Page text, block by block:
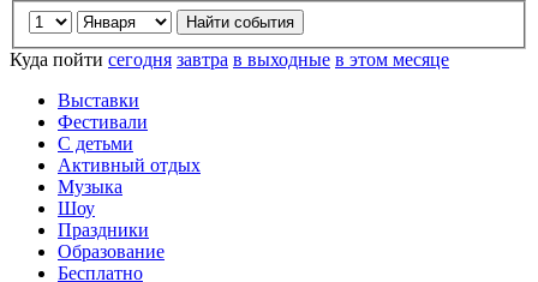
Куда пойти сегодня завтра в выходные в этом месяце
Выставки
Фестивали
С детьми
Активный отдых
Музыка
Шоу
Праздники
Образование
Бесплатно